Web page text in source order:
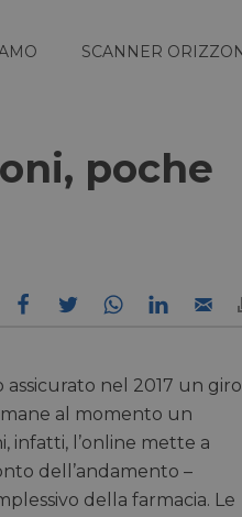
SCANNER
poche
nel 2017 un giro
al momento un
l’online mette a
dell’andamento –
della farmacia. Le